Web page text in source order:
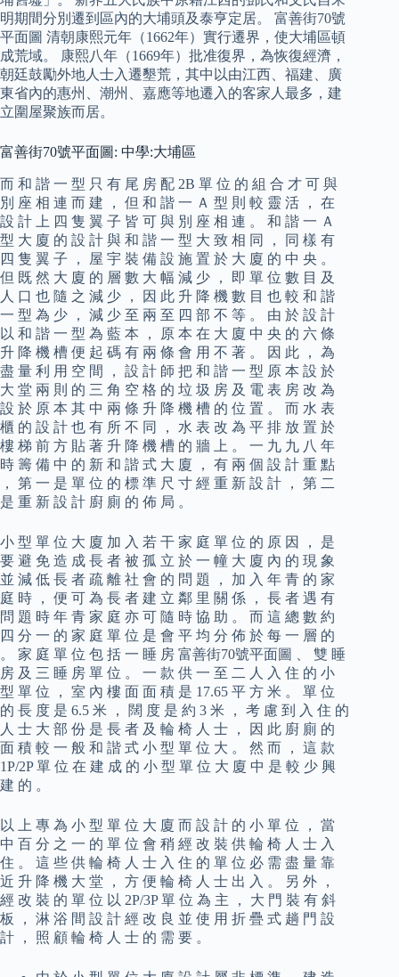
明期間分別遷到區內的大埔頭及泰亨定居。 富善街70號
平面圖 清朝康熙元年（1662年）實行遷界，使大埔區頓
成荒域。 康熙八年（1669年）批准復界，為恢復經濟，
朝廷鼓勵外地人士入遷墾荒，其中以由江西、福建、廣
東省內的惠州、潮州、嘉應等地遷入的客家人最多，建
立圍屋聚族而居。
富善街70號平面圖: 中學:大埔區
而 和 諧 一 型 只 有 尾 房 配 2B 單 位 的 組 合 才 可 與
別 座 相 連 而 建 ， 但 和 諧 一 Ａ 型 則 較 靈 活 ， 在
設 計 上 四 隻 翼 子 皆 可 與 別 座 相 連 。 和 諧 一 Ａ
型 大 廈 的 設 計 與 和 諧 一 型 大 致 相 同 ， 同 樣 有
四 隻 翼 子 ， 屋 宇 裝 備 設 施 置 於 大 廈 的 中 央 。
但 既 然 大 廈 的 層 數 大 幅 減 少 ， 即 單 位 數 目 及
人 口 也 隨 之 減 少 ， 因 此 升 降 機 數 目 也 較 和 諧
一 型 為 少 ， 減 少 至 兩 至 四 部 不 等 。 由 於 設 計
以 和 諧 一 型 為 藍 本 ， 原 本 在 大 廈 中 央 的 六 條
升 降 機 槽 便 起 碼 有 兩 條 會 用 不 著 。 因 此 ， 為
盡 量 利 用 空 間 ， 設 計 師 把 和 諧 一 型 原 本 設 於
大 堂 兩 則 的 三 角 空 格 的 垃 圾 房 及 電 表 房 改 為
設 於 原 本 其 中 兩 條 升 降 機 槽 的 位 置 。 而 水 表
櫃 的 設 計 也 有 所 不 同 ， 水 表 改 為 平 排 放 置 於
樓 梯 前 方 貼 著 升 降 機 槽 的 牆 上 。 一 九 九 八 年
時 籌 備 中 的 新 和 諧 式 大 廈 ， 有 兩 個 設 計 重 點
， 第 一 是 單 位 的 標 準 尺 寸 經 重 新 設 計 ， 第 二
是 重 新 設 計 廚 廁 的 佈 局 。
小 型 單 位 大 廈 加 入 若 干 家 庭 單 位 的 原 因 ， 是
要 避 免 造 成 長 者 被 孤 立 於 一 幢 大 廈 內 的 現 象
並 減 低 長 者 疏 離 社 會 的 問 題 ， 加 入 年 青 的 家
庭 時 ， 便 可 為 長 者 建 立 鄰 里 關 係 ， 長 者 遇 有
問 題 時 年 青 家 庭 亦 可 隨 時 協 助 。 而 這 總 數 約
四 分 一 的 家 庭 單 位 是 會 平 均 分 佈 於 每 一 層 的
。 家 庭 單 位 包 括 一 睡 房 富善街70號平面圖 、 雙 睡
房 及 三 睡 房 單 位 。 一 款 供 一 至 二 人 入 住 的 小
型 單 位 ， 室 內 樓 面 面 積 是 17.65 平 方 米 。 單 位
的 長 度 是 6.5 米 ， 闊 度 是 約 3 米 ， 考 慮 到 入 住 的
人 士 大 部 份 是 長 者 及 輪 椅 人 士 ， 因 此 廚 廁 的
面 積 較 一 般 和 諧 式 小 型 單 位 大 。 然 而 ， 這 款
1P/2P 單 位 在 建 成 的 小 型 單 位 大 廈 中 是 較 少 興
建 的 。
以 上 專 為 小 型 單 位 大 廈 而 設 計 的 小 單 位 ， 當
中 百 分 之 一 的 單 位 會 稍 經 改 裝 供 輪 椅 人 士 入
住 。 這 些 供 輪 椅 人 士 入 住 的 單 位 必 需 盡 量 靠
近 升 降 機 大 堂 ， 方 便 輪 椅 人 士 出 入 。 另 外 ，
經 改 裝 的 單 位 以 2P/3P 單 位 為 主 ， 大 門 裝 有 斜
板 ， 淋 浴 間 設 計 經 改 良 並 使 用 折 疊 式 趟 門 設
計 ， 照 顧 輪 椅 人 士 的 需 要 。